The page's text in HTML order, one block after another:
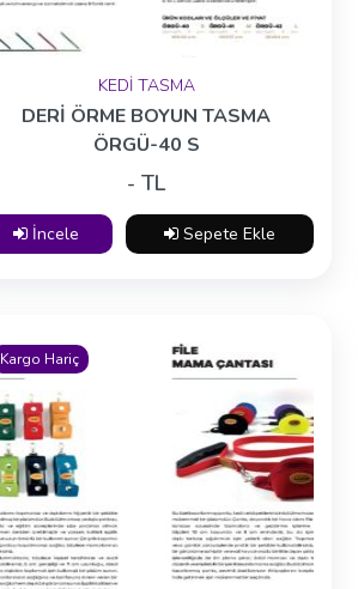
KEDİ TASMA
DERİ ÖRME BOYUN TASMA
ÖRGÜ-40 S
- TL
İncele Sepete Ekle
Kargo Hariç